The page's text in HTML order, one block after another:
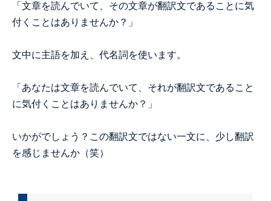
「文章を読んでいて、その文章が翻訳文であることに気
付くことはありませんか？」
文中に主語を加え、代名詞を使います。
「あなたは文章を読んでいて、それが翻訳文であること
に気付くことはありませんか？」
いかがでしょう？この翻訳文ではない一文に、少し翻訳
を感じませんか（笑）